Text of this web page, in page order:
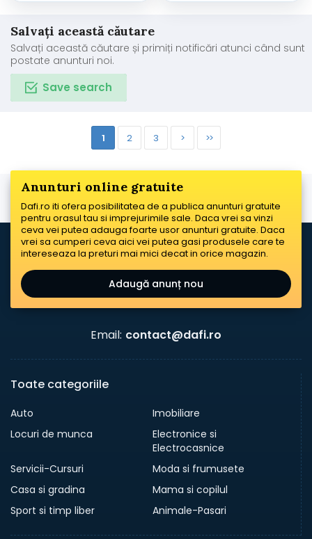
Salvați această căutare
Salvați această căutare și primiți notificări atunci când sunt
postate anunturi noi.
Save search
1 2 3 > >>
Anunturi online gratuite
Dafi.ro iti ofera posibilitatea de a publica anunturi gratuite
pentru orasul tau si imprejurimile sale. Daca vrei sa vinzi
ceva vei putea adauga foarte usor anunturi gratuite. Daca
vrei sa cumperi ceva aici vei putea gasi produsele care te
intereseaza la preturi mai mici decat in orice magazin.
Adaugă anunț nou
Email: contact@dafi.ro
Toate categoriile
Auto
Imobiliare
Locuri de munca
Electronice si
Electrocasnice
Servicii-Cursuri
Moda si frumusete
Casa si gradina
Mama si copilul
Sport si timp liber
Animale-Pasari